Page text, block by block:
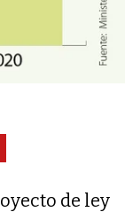
de ley